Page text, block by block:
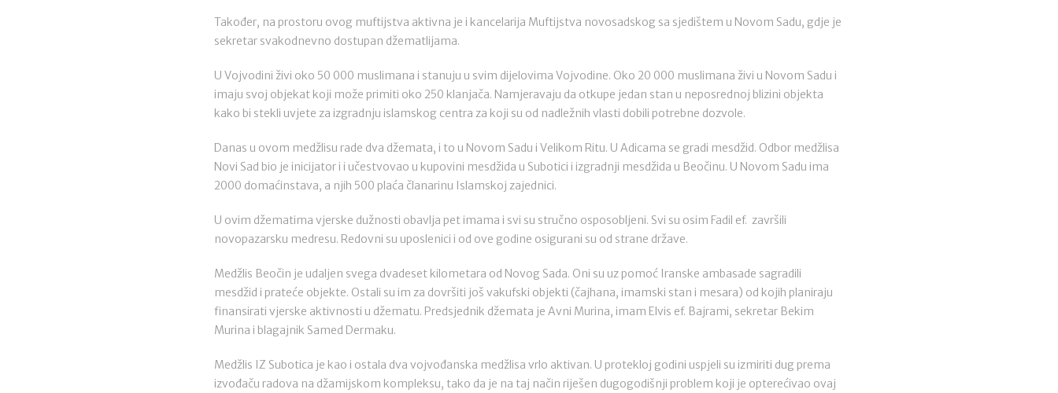
Također, na prostoru ovog muftijstva aktivna je i kancelarija Muftijstva novosadskog sa sjedištem u Novom Sadu, gdje je
sekretar svakodnevno dostupan džematlijama.
U Vojvodini živi oko 50 000 muslimana i stanuju u svim dijelovima Vojvodine. Oko 20 000 muslimana živi u Novom Sadu i
imaju svoj objekat koji može primiti oko 250 klanjača. Namjeravaju da otkupe jedan stan u neposrednoj blizini objekta
kako bi stekli uvjete za izgradnju islamskog centra za koji su od nadležnih vlasti dobili potrebne dozvole.
Danas u ovom medžlisu rade dva džemata, i to u Novom Sadu i Velikom Ritu. U Adicama se gradi mesdžid. Odbor medžlisa
Novi Sad bio je inicijator i i učestvovao u kupovini mesdžida u Subotici i izgradnji mesdžida u Beočinu. U Novom Sadu ima
2000 domaćinstava, a njih 500 plaća članarinu Islamskoj zajednici.
U ovim džematima vjerske dužnosti obavlja pet imama i svi su stručno osposobljeni. Svi su osim Fadil ef. završili
novopazarsku medresu. Redovni su uposlenici i od ove godine osigurani su od strane države.
Medžlis Beočin je udaljen svega dvadeset kilometara od Novog Sada. Oni su uz pomoć Iranske ambasade sagradili
mesdžid i prateće objekte. Ostali su im za dovršiti još vakufski objekti (čajhana, imamski stan i mesara) od kojih planiraju
finansirati vjerske aktivnosti u džematu. Predsjednik džemata je Avni Murina, imam Elvis ef. Bajrami, sekretar Bekim
Murina i blagajnik Samed Dermaku.
Medžlis IZ Subotica je kao i ostala dva vojvođanska medžlisa vrlo aktivan. U protekloj godini uspjeli su izmiriti dug prema
izvođaču radova na džamijskom kompleksu, tako da je na taj način riješen dugogodišnji problem koji je opterećivao ovaj